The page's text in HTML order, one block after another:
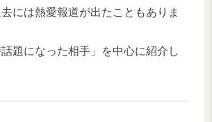
には熱愛報道が出たこともありま
題になった相手」を中心に紹介し